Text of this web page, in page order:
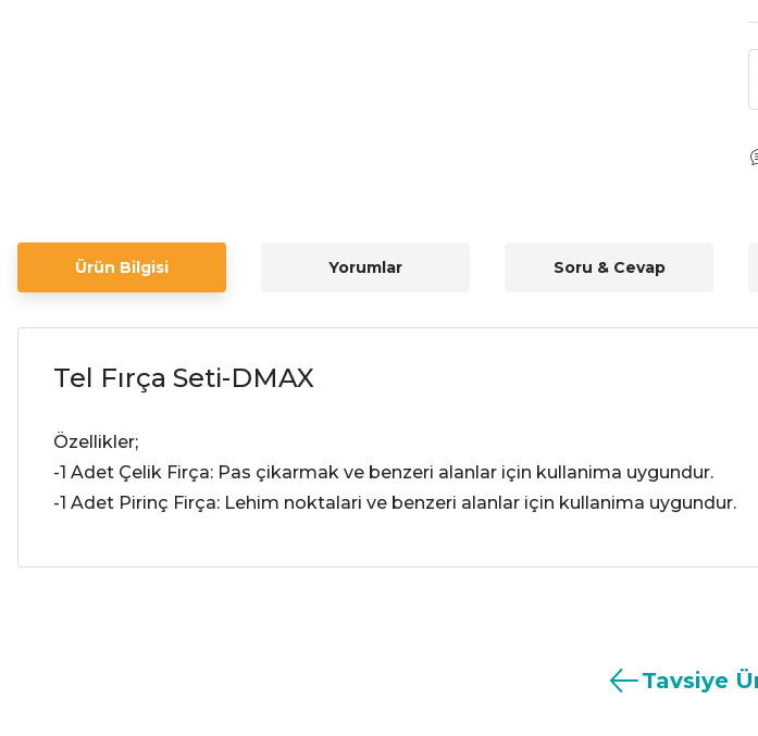
Ürün Bilgisi Yorumlar Soru & Cevap
Tel Fırça Seti-DMAX
Özellikler;
-1 Adet Çelik Firça: Pas çikarmak ve benzeri alanlar için kullanima uygundur.
-1 Adet Pirinç Firça: Lehim noktalari ve benzeri alanlar için kullanima uygundur.
Tavsiye